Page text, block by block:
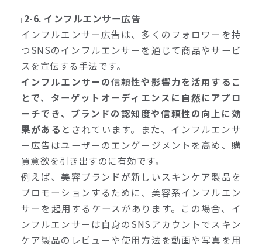
2-6. インフルエンサー広告
インフルエンサー広告は、多くのフォロワーを持
つSNSのインフルエンサーを通じて商品やサービ
スを宣伝する手法です。
インフルエンサーの信頼性や影響力を活用するこ
とで、ターゲットオーディエンスに自然にアプロ
ーチでき、ブランドの認知度や信頼性の向上に効
果がある とされています。また、インフルエンサ
ー広告はユーザーのエンゲージメントを高め、購
買意欲を引き出すのに有効です。
例えば、美容ブランドが新しいスキンケア製品を
プロモーションするために、美容系インフルエン
サーを起用するケースがあります。この場合、イ
ンフルエンサーは自身のSNSアカウントでスキン
ケア製品のレビューや使用方法を動画や写真を用